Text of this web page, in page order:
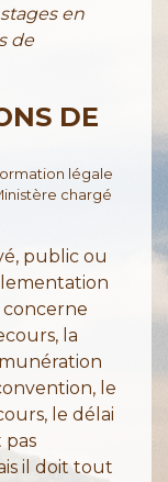
en
de
DE
légale
chargé
public ou
concerne
la
le
le délai
pas
il doit tout